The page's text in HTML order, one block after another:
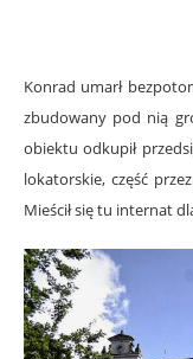
Konrad umarł
zbudowany pod nią
obiektu odkupił
lokatorskie, część
Mieścił się tu internat